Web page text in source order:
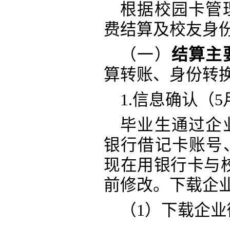
根据校园卡管
费结算及校友身
（一） 结算主
算转账、身份转
1.信息确认（5
毕业生通过企
银行借记卡账号
现在用银行卡与
前修改。下载企
（1）下载企